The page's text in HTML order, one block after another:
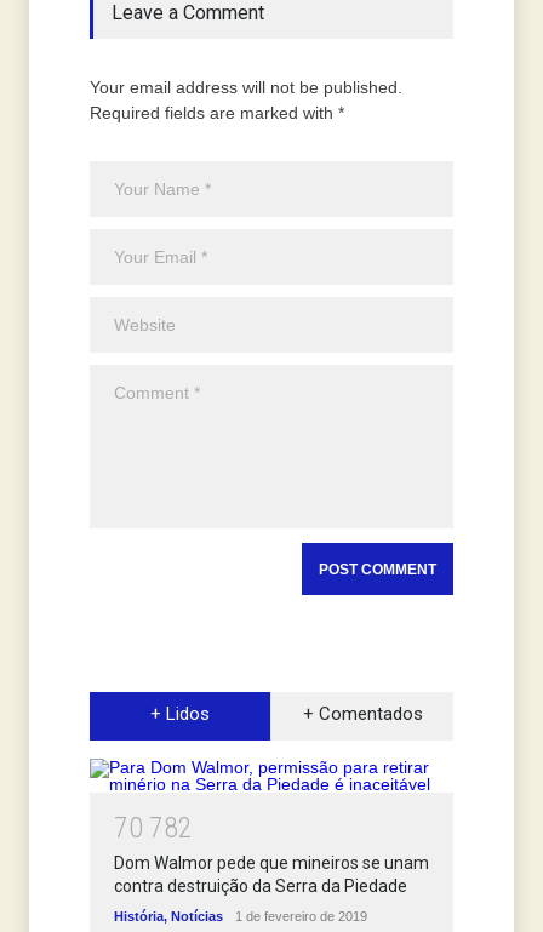
Leave a Comment
Your email address will not be published.
Required fields are marked with *
+ Lidos + Comentados
70 782
Dom Walmor pede que mineiros se unam
contra destruição da Serra da Piedade
História, Notícias 1 de fevereiro de 2019